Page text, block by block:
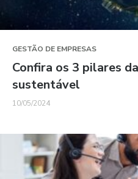
GESTÃO DE EMPRESAS
Confira os 3 pilares
sustentável
10/05/2024